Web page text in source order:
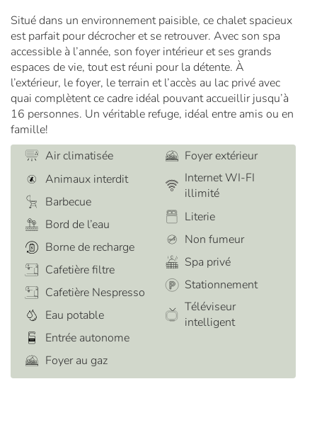
Situé dans un environnement paisible, ce chalet spacieux
est parfait pour décrocher et se retrouver. Avec son spa
accessible à l’année, son foyer intérieur et ses grands
espaces de vie, tout est réuni pour la détente. À
l’extérieur, le foyer, le terrain et l’accès au lac privé avec
quai complètent ce cadre idéal pouvant accueillir jusqu’à
16 personnes. Un véritable refuge, idéal entre amis ou en
famille!
Air climatisée
Animaux interdit
Barbecue
Bord de l’eau
Borne de recharge
Cafetière filtre
Cafetière Nespresso
Eau potable
Entrée autonome
Foyer au gaz
Foyer extérieur
Internet WI-FI
illimité
Literie
Non fumeur
Spa privé
Stationnement
Téléviseur
intelligent